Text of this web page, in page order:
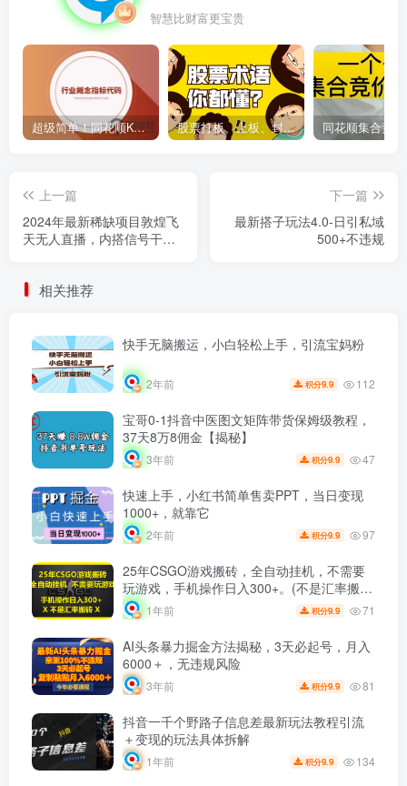
智慧比财富更宝贵
超级简单！同花顺K线界面显示行业概念指标代码图解 股票打板、上板、封板、翘板、炸板是什么意思？炒股你必须懂的暗语！
上一篇
2024年最新稀缺项目敦煌飞
天无人直播，内搭信号干扰
项目实现160小时实时直播
下一篇
最新搭子玩法4.0-日引私域
500+不违规
相关推荐
快手无脑搬运，小白轻松上手，引流宝妈粉
2年前 积分9.9 112
宝哥0-1抖音中医图文矩阵带货保姆级教程，
37天8万8佣金【揭秘】
3年前 积分9.9 47
快速上手，小红书简单售卖PPT，当日变现
1000+，就靠它
2年前 积分9.9 97
25年CSGO游戏搬砖，全自动挂机，不需要
玩游戏，手机操作日入300+。(不是汇率搬
砖) 1年前 积分9.9 71
AI头条暴力掘金方法揭秘，3天必起号，月入
6000＋，无违规风险
3年前 积分9.9 81
抖音一千个野路子信息差最新玩法教程引流
＋变现的玩法具体拆解
1年前 积分9.9 134